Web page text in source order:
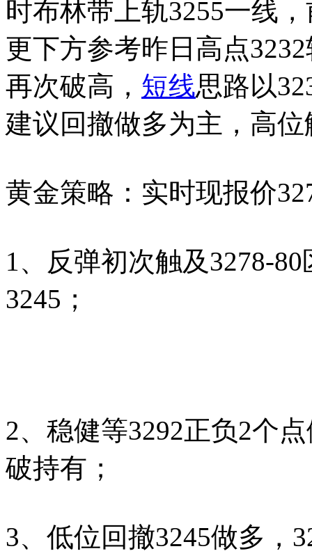
时布林带上轨3255一线
更下方参考昨日高点
再次破高， 短线思路以
建议回撤做多为主，高
黄金策略：实时现报价
1、反弹初次触及3278-
3245；
2、稳健等3292正负2个
破持有；
3、低位回撤3245做多，